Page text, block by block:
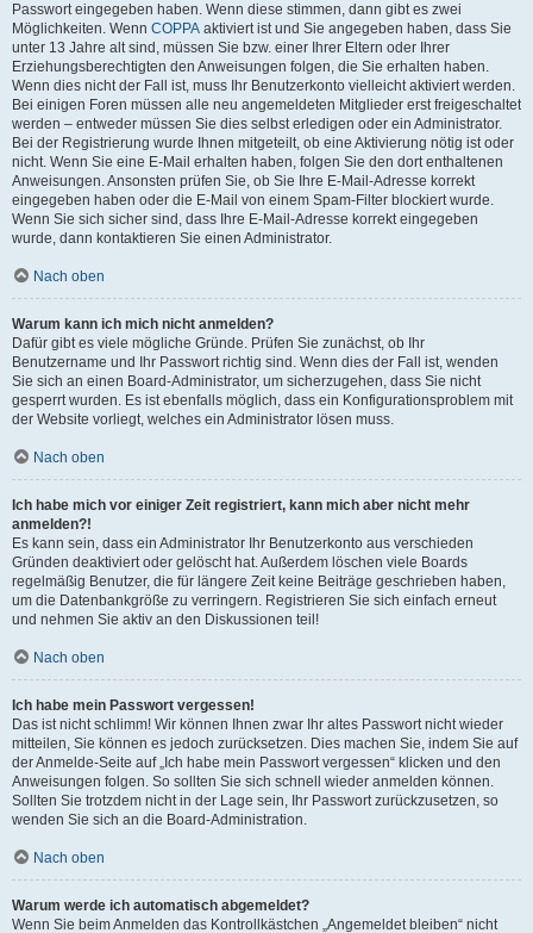
Passwort eingegeben haben. Wenn diese stimmen, dann gibt es zwei
Möglichkeiten. Wenn COPPA aktiviert ist und Sie angegeben haben, dass Sie
unter 13 Jahre alt sind, müssen Sie bzw. einer Ihrer Eltern oder Ihrer
Erziehungsberechtigten den Anweisungen folgen, die Sie erhalten haben.
Wenn dies nicht der Fall ist, muss Ihr Benutzerkonto vielleicht aktiviert werden.
Bei einigen Foren müssen alle neu angemeldeten Mitglieder erst freigeschaltet
werden – entweder müssen Sie dies selbst erledigen oder ein Administrator.
Bei der Registrierung wurde Ihnen mitgeteilt, ob eine Aktivierung nötig ist oder
nicht. Wenn Sie eine E-Mail erhalten haben, folgen Sie den dort enthaltenen
Anweisungen. Ansonsten prüfen Sie, ob Sie Ihre E-Mail-Adresse korrekt
eingegeben haben oder die E-Mail von einem Spam-Filter blockiert wurde.
Wenn Sie sich sicher sind, dass Ihre E-Mail-Adresse korrekt eingegeben
wurde, dann kontaktieren Sie einen Administrator.
Nach oben
Warum kann ich mich nicht anmelden?
Dafür gibt es viele mögliche Gründe. Prüfen Sie zunächst, ob Ihr
Benutzername und Ihr Passwort richtig sind. Wenn dies der Fall ist, wenden
Sie sich an einen Board-Administrator, um sicherzugehen, dass Sie nicht
gesperrt wurden. Es ist ebenfalls möglich, dass ein Konfigurationsproblem mit
der Website vorliegt, welches ein Administrator lösen muss.
Nach oben
Ich habe mich vor einiger Zeit registriert, kann mich aber nicht mehr
anmelden?!
Es kann sein, dass ein Administrator Ihr Benutzerkonto aus verschieden
Gründen deaktiviert oder gelöscht hat. Außerdem löschen viele Boards
regelmäßig Benutzer, die für längere Zeit keine Beiträge geschrieben haben,
um die Datenbankgröße zu verringern. Registrieren Sie sich einfach erneut
und nehmen Sie aktiv an den Diskussionen teil!
Nach oben
Ich habe mein Passwort vergessen!
Das ist nicht schlimm! Wir können Ihnen zwar Ihr altes Passwort nicht wieder
mitteilen, Sie können es jedoch zurücksetzen. Dies machen Sie, indem Sie auf
der Anmelde-Seite auf „Ich habe mein Passwort vergessen“ klicken und den
Anweisungen folgen. So sollten Sie sich schnell wieder anmelden können.
Sollten Sie trotzdem nicht in der Lage sein, Ihr Passwort zurückzusetzen, so
wenden Sie sich an die Board-Administration.
Nach oben
Warum werde ich automatisch abgemeldet?
Wenn Sie beim Anmelden das Kontrollkästchen „Angemeldet bleiben“ nicht